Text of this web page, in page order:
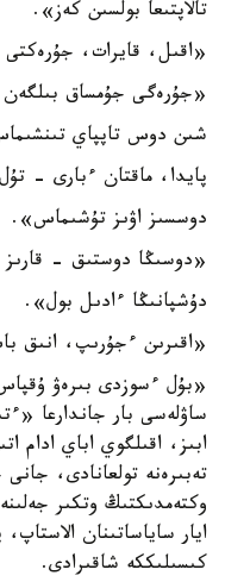
تالاپتىعا بولسىن كەز».
«اقىل، قايرات،
«جۇرەگى جۇمساق بىلگەن
شىن دوس تاپپاي
پايدا، ماقتان ءبارى -
دوسسىز اۋىز تۇشىماس».
«دوسىڭا دوستىق -
دۇشپانىڭا ءادىل بول».
«اقىرىن ءجۇرىپ، انىق
«بۇل ءسوزدى بىرەۋ
ساۋلەسى بار جاندارعا
ابىز، اقىلگوي اباي ادام
تەبىرەنە تولعانادى،
وكتەمدىكتىڭ وتكىر
ايار ساياساتىنان الاستاپ،
كىسىلىككە شاقىرادى.